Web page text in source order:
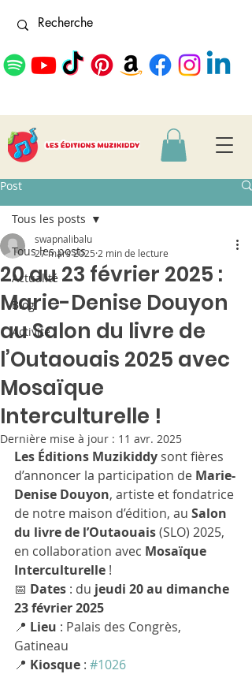
Post
Tous les posts
Actualité
Blog
Activité
Tous les posts
20 au 23 février 2025 :
Marie-Denise Douyon
au Salon du livre de
l’Outaouais 2025 avec
Mosaïque
Interculturelle !
swapnalibalu
27 mars 2025 2 min de lecture
Dernière mise à jour : 11 avr. 2025
Les Éditions Muzikiddy sont fières
d’annoncer la participation de Marie-
Denise Douyon, artiste et fondatrice
de notre maison d’édition, au Salon
du livre de l’Outaouais (SLO) 2025,
en collaboration avec Mosaïque
Interculturelle !
📅 Dates : du jeudi 20 au dimanche
23 février 2025
📍 Lieu : Palais des Congrès,
Gatineau
📍 Kiosque : #1026